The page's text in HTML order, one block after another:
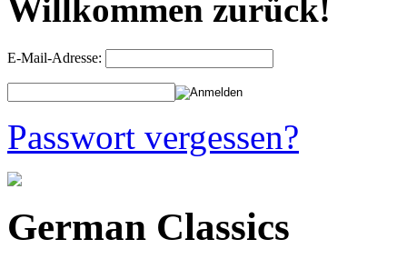
Willkommen zurück!
E-Mail-Adresse:
Passwort vergessen?
German Classics